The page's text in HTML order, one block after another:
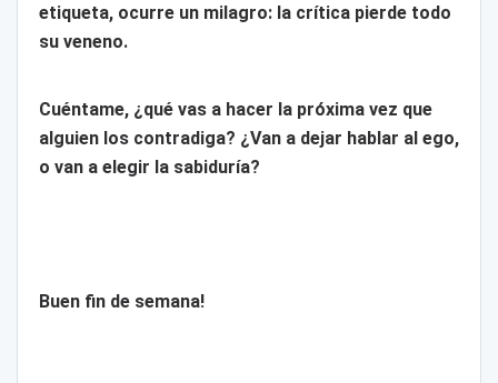
etiqueta, ocurre un milagro: la crítica pierde todo
su veneno.
Cuéntame, ¿qué vas a hacer la próxima vez que
alguien los contradiga? ¿Van a dejar hablar al ego,
o van a elegir la sabiduría?
Buen fin de semana!